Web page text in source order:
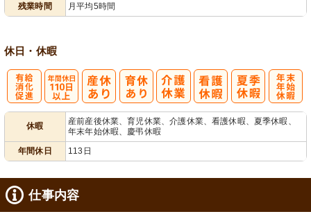
残業時間
月平均5時間
休日・休暇
休暇
産前産後休業、育児休業、介護休業、看護休暇、夏季休暇、
年末年始休暇、慶弔休暇
年間休日
113日
仕事内容